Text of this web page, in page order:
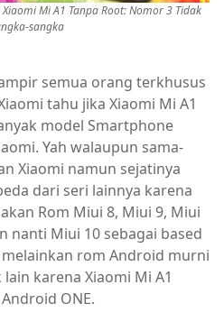
Mi A1 Tanpa Root: Nomor 3 Tidak
sangka
semua orang terkhusus
tahu jika Xiaomi Mi A1
model Smartphone
Yah walaupun sama-
Xiaomi namun sejatinya
dari seri lainnya karena
Rom Miui 8, Miui 9, Miui
nanti Miui 10 sebagai based
rom Android murni
karena Xiaomi Mi A1
ONE.